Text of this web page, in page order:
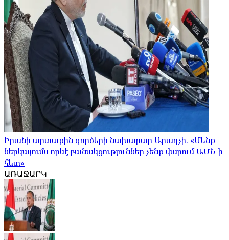
Իրանի արտաքին գործերի նախարար Արաղչի. «Մենք
ներկայումս որևէ բանակցություններ չենք վարում ԱՄՆ-ի
հետ»
ԱՌԱՋԱՐԿ